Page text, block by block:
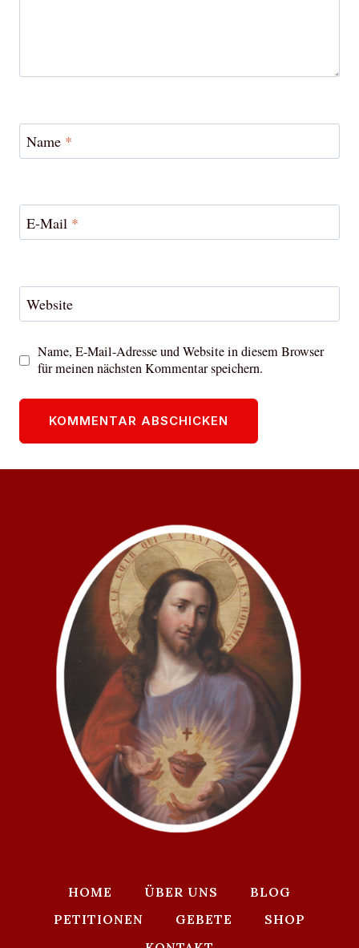
Name *
E-Mail *
Website
Name, E-Mail-Adresse und Website in diesem Browser
für meinen nächsten Kommentar speichern.
HOME ÜBER UNS
BLOG
PETITIONEN
GEBETE
SHOP